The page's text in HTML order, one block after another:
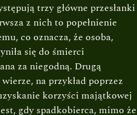
trzy główne przesłanki
z nich to popełnienie
co oznacza, że osoba,
się do śmierci
za niegodną. Drugą
na przykład poprzez
korzyści majątkowej
gdy spadkobierca, mimo że